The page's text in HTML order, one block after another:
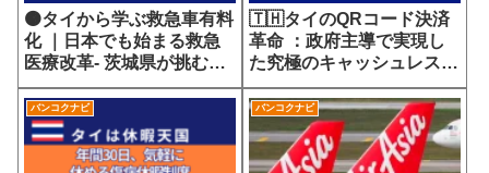
🟠タイから学ぶ救急車有料
化 ｜日本でも始まる救急
医療改革- 茨城県が挑む
7700円の選定療養費が示
す医療サービスの未来
🇹🇭タイのQRコード決済
革命 ：政府主導で実現し
た究極のキャッシュレス社
会
バンコクナビ バンコクナビ